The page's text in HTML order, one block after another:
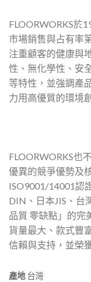
FLOORWORKS於
市場銷售與占有率
注重顧客的健康與
性、無化學性、安
等特性，並強調產
力用高優質的環境
FLOORWORKS也
優異的競爭優勢及
ISO9001/14001認
DIN、日本JIS、台
品質 零缺點」的完
貨量最大、款式豐
信賴與支持，並榮
產地台灣